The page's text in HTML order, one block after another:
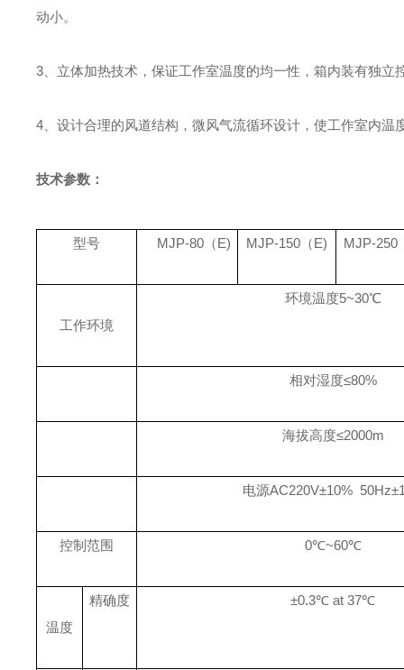
动小。
3、 立体加热技术，保证工作室温度的均一性，箱内装有独
4、 设计合理的风道结构，微风气流循环设计，使工作室内温
技术参数：
型号 MJP-80 （E) MJP-150 （E) MJP-250
工作环境
环境温度5~30℃
相对湿度≤80%
海拔高度≤2000m
电源AC220V±10%
控制范围 0℃~60℃
温度
精确度 ±0.3℃ at 37℃